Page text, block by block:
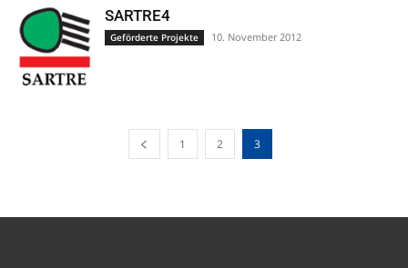
SARTRE4
Geförderte Projekte 10. November 2012
1 2 3